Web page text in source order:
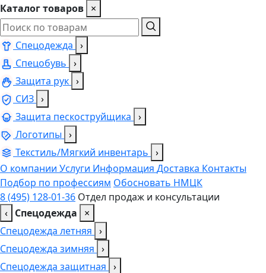
Каталог товаров ×
Спецодежда ›
Спецобувь ›
Защита рук ›
СИЗ ›
Защита пескоструйщика ›
Логотипы ›
Текстиль/Мягкий инвентарь ›
О компании Услуги Информация Доставка Контакты
Подбор по профессиям Обосновать НМЦК
8 (495) 128-01-36 Отдел продаж и консультации
‹ Спецодежда
×
Спецодежда летняя ›
Спецодежда зимняя ›
Спецодежда защитная ›